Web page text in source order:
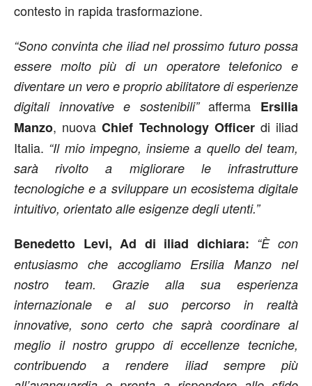
contesto in rapida trasformazione.
“Sono convinta che iliad nel prossimo futuro possa
essere molto più di un operatore telefonico e
diventare un vero e proprio abilitatore di esperienze
digitali innovative e sostenibili”afferma Ersilia
Manzo, nuovaChief Technology Officerdi iliad
Italia. “Il mio impegno, insieme a quello del team,
sarà rivolto a migliorare le infrastrutture
tecnologiche e a sviluppare un ecosistema digitale
intuitivo, orientato alle esigenze degli utenti.”
Benedetto Levi, Ad di iliad dichiara: “È con
entusiasmo che accogliamo Ersilia Manzo nel
nostro team. Grazie alla sua esperienza
internazionale e al suo percorso in realtà
innovative, sono certo che saprà coordinare al
meglio il nostro gruppo di eccellenze tecniche,
contribuendo a rendere iliad sempre più